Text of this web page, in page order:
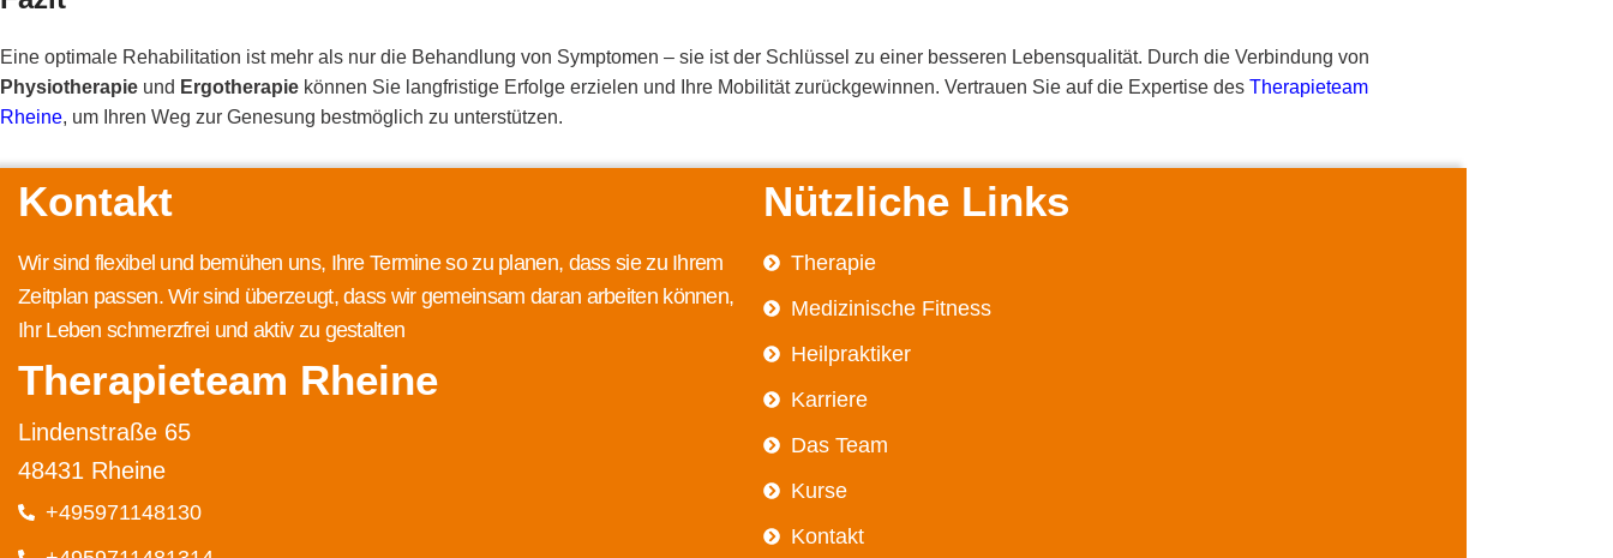
Eine optimale Rehabilitation ist mehr als nur die Behandlung von Symptomen – sie ist der Schlüssel zu einer besseren Lebensqualität. Durch die Verbindung von
Physiotherapie und Ergotherapie können Sie langfristige Erfolge erzielen und Ihre Mobilität zurückgewinnen. Vertrauen Sie auf die Expertise des Therapieteam
Rheine, um Ihren Weg zur Genesung bestmöglich zu unterstützen.
Kontakt
Wir sind flexibel und bemühen uns, Ihre Termine so zu planen, dass sie zu Ihrem
Zeitplan passen. Wir sind überzeugt, dass wir gemeinsam daran arbeiten können,
Ihr Leben schmerzfrei und aktiv zu gestalten
Therapieteam Rheine
Lindenstraße 65
48431 Rheine
+495971148130
Nützliche Links
Therapie
Medizinische Fitness
Heilpraktiker
Karriere
Das Team
Kurse
Kontakt